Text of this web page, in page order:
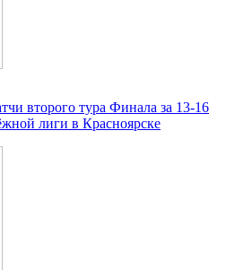
второго тура Финала за 13-16
лиги в Красноярске